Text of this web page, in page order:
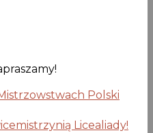
Polski
Licealiady!